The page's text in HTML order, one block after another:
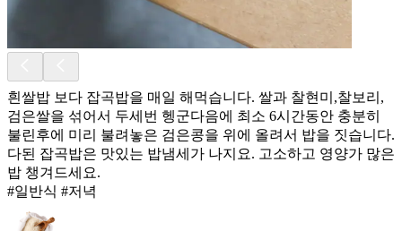
흰쌀밥 보다 잡곡밥을 매일 해먹습니다. 쌀과 찰현미,찰보리,
검은쌀을 섞어서 두세번 헹군다음에 최소 6시간동안 충분히
불린후에 미리 불려놓은 검은콩을 위에 올려서 밥을 짓습니다.
다된 잡곡밥은 맛있는 밥냄세가 나지요. 고소하고 영양가 많은
밥 챙겨드세요.
#일반식 #저녁